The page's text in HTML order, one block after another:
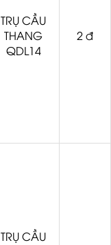
TRỤ CẦU
THANG
QDL14
2 đ
TRỤ CẦU